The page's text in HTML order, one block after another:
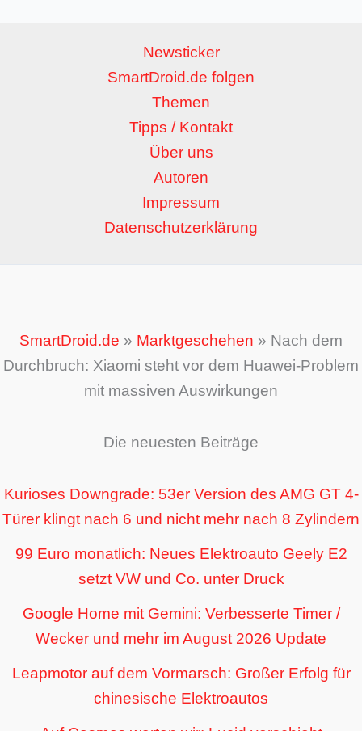
Newsticker
SmartDroid.de folgen
Themen
Tipps / Kontakt
Über uns
Autoren
Impressum
Datenschutzerklärung
SmartDroid.de » Marktgeschehen » Nach dem
Durchbruch: Xiaomi steht vor dem Huawei-Problem
mit massiven Auswirkungen
Die neuesten Beiträge
Kurioses Downgrade: 53er Version des AMG GT 4-
Türer klingt nach 6 und nicht mehr nach 8 Zylindern
99 Euro monatlich: Neues Elektroauto Geely E2
setzt VW und Co. unter Druck
Google Home mit Gemini: Verbesserte Timer /
Wecker und mehr im August 2026 Update
Leapmotor auf dem Vormarsch: Großer Erfolg für
chinesische Elektroautos